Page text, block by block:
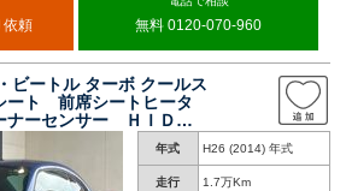
依頼 無料 0120-070-960
ビートル ターボ クールス
ト 前席シートヒータ
ーセンサー ＨＩＤヘ
ー オートクルーズコン
ｔｈ接続 ＥＴＣ車載
年式 H26 (2014) 年式
走行 1.7万Km